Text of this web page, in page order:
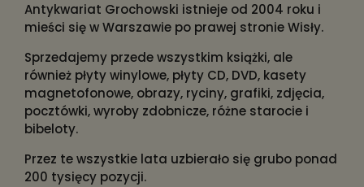
Antykwariat Grochowski istnieje od 2004 roku i
mieści się w Warszawie po prawej stronie Wisły.
Sprzedajemy przede wszystkim książki, ale
również płyty winylowe, płyty CD, DVD, kasety
magnetofonowe, obrazy, ryciny, grafiki, zdjęcia,
pocztówki, wyroby zdobnicze, różne starocie i
bibeloty.
Przez te wszystkie lata uzbierało się grubo ponad
200 tysięcy pozycji.